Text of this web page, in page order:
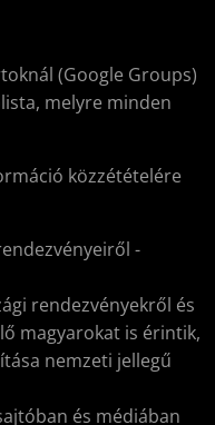
(Google Groups)
melyre minden
közzétételére
-
rendezvényekről és
magyarokat is érintik,
nemzeti jellegű
és médiában